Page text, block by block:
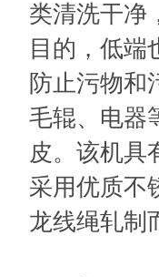
类清洗干净
目的，低端
防止污物和
毛辊、电器
皮。该机具
采用优质不
龙线绳轧制